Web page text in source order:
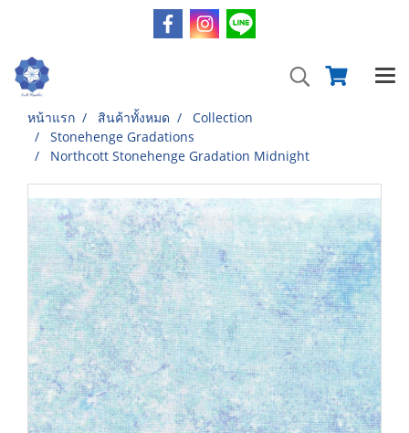
หน้าแรก สินค้าทั้งหมด
Collection
Stonehenge Gradations
Northcott Stonehenge Gradation Midnight